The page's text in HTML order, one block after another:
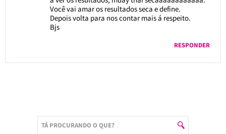
Você vai amar os resultados seca e define.
Depois volta para nos contar mais á respeito.
Bjs
RESPONDER